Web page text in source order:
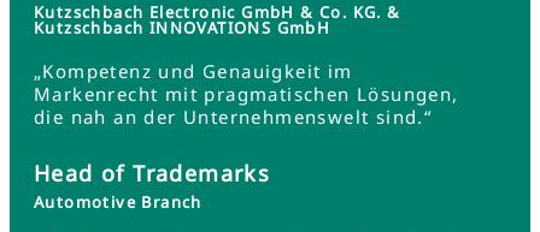
Kutzschbach Electronic GmbH & Co. KG. &
Kutzschbach INNOVATIONS GmbH
„Kompetenz und Genauigkeit im
Markenrecht mit pragmatischen Lösungen,
die nah an der Unternehmenswelt sind.“
Head of Trademarks
Automotive Branch